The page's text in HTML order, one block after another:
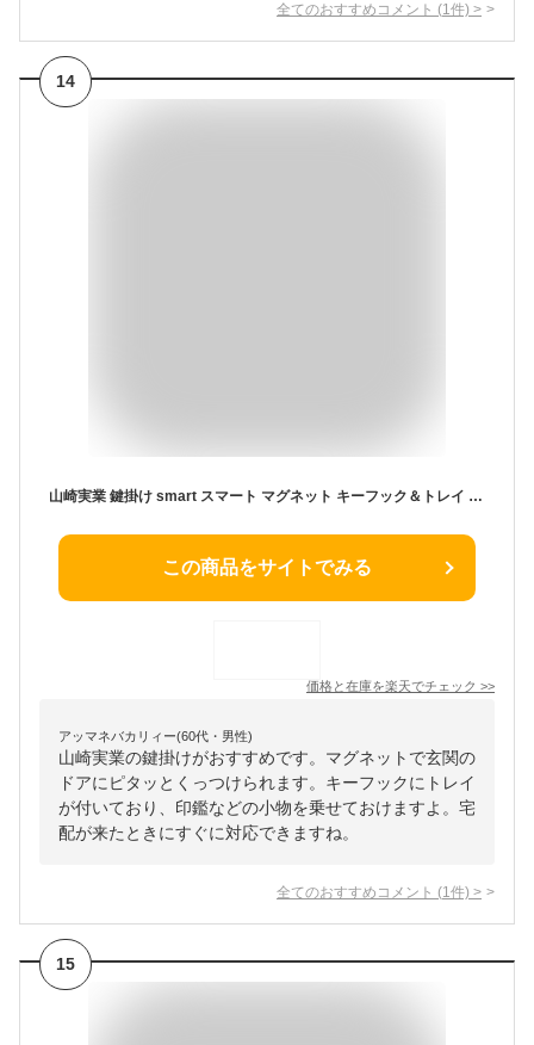
全てのおすすめコメント (1 件) >
14
山崎実業 鍵掛け smart スマート マグネット キーフック＆トレイ カラー: ホワイト 2754 / ブラック 2755 ｜ 玄関 鍵 収納 カギ 磁石 ドア 小物 印鑑 壁掛け おしゃれ シンプル
この商品をサイトでみる
価格と在庫を楽天でチェック >>
アッマネバカリィー(60代・男性)
山崎実業の鍵掛けがおすすめです。マグネットで玄関の
ドアにピタッとくっつけられます。キーフックにトレイ
が付いており、印鑑などの小物を乗せておけますよ。宅
配が来たときにすぐに対応できますね。
全てのおすすめコメント (1 件) >
15